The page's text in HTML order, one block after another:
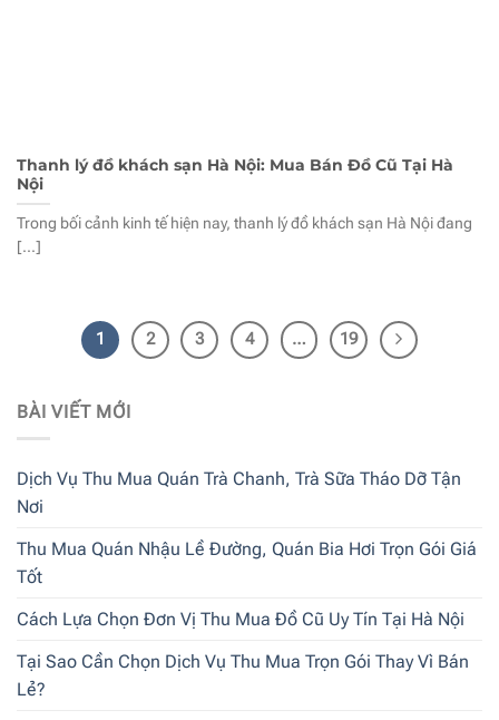
Thanh lý đồ khách sạn Hà Nội: Mua Bán Đồ Cũ Tại Hà
Nội
Trong bối cảnh kinh tế hiện nay, thanh lý đồ khách sạn Hà Nội đang
[...]
1 2 3 4 … 19
BÀI VIẾT MỚI
Dịch Vụ Thu Mua Quán Trà Chanh, Trà Sữa Tháo Dỡ Tận
Nơi
Thu Mua Quán Nhậu Lề Đường, Quán Bia Hơi Trọn Gói Giá
Tốt
Cách Lựa Chọn Đơn Vị Thu Mua Đồ Cũ Uy Tín Tại Hà Nội
Tại Sao Cần Chọn Dịch Vụ Thu Mua Trọn Gói Thay Vì Bán
Lẻ?